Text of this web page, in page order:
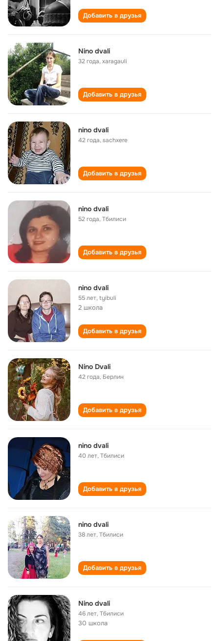
Добавить в друзья
Nino dvali
32 года,xaragauli
Добавить в друзья
nino dvali
42 года,sachxere
Добавить в друзья
nino dvali
52 года,Тбилиси
Добавить в друзья
nino dvali
55 лет,tyibuli
2 школа
Добавить в друзья
Nino Dvali
42 года, Берлин
Добавить в друзья
nino dvali
40 лет,Тбилиси
Добавить в друзья
nino dvali
38 лет,Тбилиси
Добавить в друзья
Nino dvali
46 лет,Тбилиси
30 школа